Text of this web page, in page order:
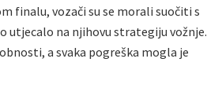
finalu, vozači su se morali suočiti s
utjecalo na njihovu strategiju vožnje.
a svaka pogreška mogla je